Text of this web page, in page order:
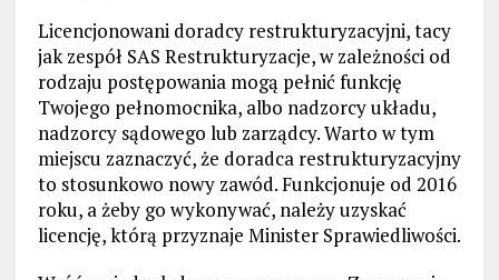
Licencjonowani doradcy restrukturyzacyjni, tacy
jak zespół SAS Restrukturyzacje, w zależności od
rodzaju postępowania mogą pełnić funkcję
Twojego pełnomocnika, albo nadzorcy układu,
nadzorcy sądowego lub zarządcy. Warto w tym
miejscu zaznaczyć, że doradca restrukturyzacyjny
to stosunkowo nowy zawód. Funkcjonuje od 2016
roku, a żeby go wykonywać, należy uzyskać
licencję, którą przyznaje Minister Sprawiedliwości.